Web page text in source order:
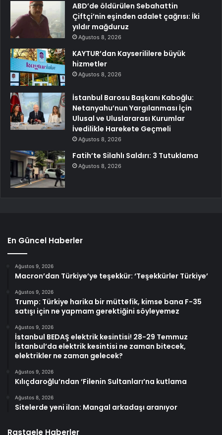
ABD’de öldürülen Sebahattin
Çiftçi’nin eşinden adalet çağrısı: İki
yıldır mağduruz
Ağustos 8, 2026
KAYTUR’dan Kayserililere büyük
hizmetler
Ağustos 8, 2026
İstanbul Barosu Başkanı Kaboğlu:
Netanyahu’nun Yargılanması İçin
Ulusal ve Uluslararası Kurumlar
İvedilikle Harekete Geçmeli
Ağustos 8, 2026
Fatih’te Silahlı Saldırı: 3 Tutuklama
Ağustos 8, 2026
En Güncel Haberler
Ağustos 9, 2026
Macron’dan Türkiye’ye teşekkür: ‘Teşekkürler Türkiye’
Ağustos 9, 2026
Trump: Türkiye harika bir müttefik, kimse bana F-35
satışı için ne yapmam gerektiğini söyleyemez
Ağustos 9, 2026
İstanbul BEDAŞ elektrik kesintisi! 28-29 Temmuz
İstanbul’da elektrik kesintisi ne zaman bitecek,
elektrikler ne zaman gelecek?
Ağustos 9, 2026
Kılıçdaroğlu’ndan ‘Filenin Sultanları’na kutlama
Ağustos 8, 2026
Sitelerde yeni ilan: Mangal arkadaşı aranıyor
Rastgele Haberler